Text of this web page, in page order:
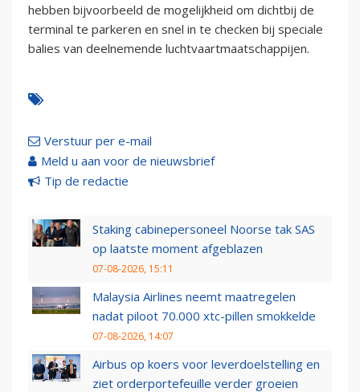
hebben bijvoorbeeld de mogelijkheid om dichtbij de
terminal te parkeren en snel in te checken bij speciale
balies van deelnemende luchtvaartmaatschappijen.
Verstuur per e-mail
Meld u aan voor de nieuwsbrief
Tip de redactie
Staking cabinepersoneel Noorse tak SAS
op laatste moment afgeblazen
07-08-2026, 15:11
Malaysia Airlines neemt maatregelen
nadat piloot 70.000 xtc-pillen smokkelde
07-08-2026, 14:07
Airbus op koers voor leverdoelstelling en
ziet orderportefeuille verder groeien